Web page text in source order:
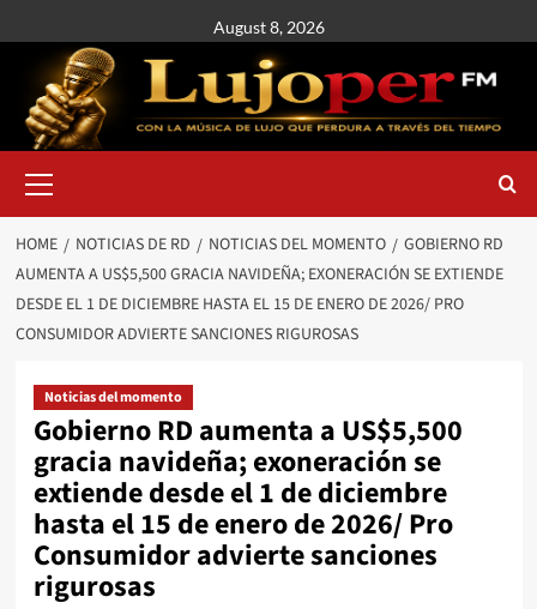
August 8, 2026
HOME NOTICIAS DE RD NOTICIAS DEL MOMENTO
GOBIERNO RD
AUMENTA A US$5,500 GRACIA NAVIDEÑA; EXONERACIÓN SE EXTIENDE
DESDE EL 1 DE DICIEMBRE HASTA EL 15 DE ENERO DE 2026/ PRO
CONSUMIDOR ADVIERTE SANCIONES RIGUROSAS
Noticias del momento
Gobierno RD aumenta a US$5,500
gracia navideña; exoneración se
extiende desde el 1 de diciembre
hasta el 15 de enero de 2026/ Pro
Consumidor advierte sanciones
rigurosas